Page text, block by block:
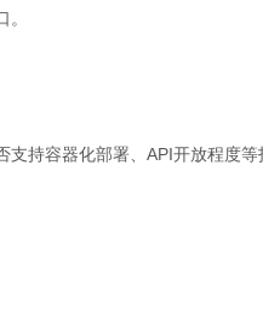
支持容器化部署、API开放程度